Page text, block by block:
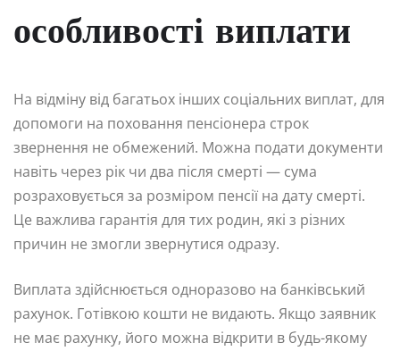
особливості виплати
На відміну від багатьох інших соціальних виплат, для
допомоги на поховання пенсіонера строк
звернення не обмежений. Можна подати документи
навіть через рік чи два після смерті — сума
розраховується за розміром пенсії на дату смерті.
Це важлива гарантія для тих родин, які з різних
причин не змогли звернутися одразу.
Виплата здійснюється одноразово на банківський
рахунок. Готівкою кошти не видають. Якщо заявник
не має рахунку, його можна відкрити в будь-якому